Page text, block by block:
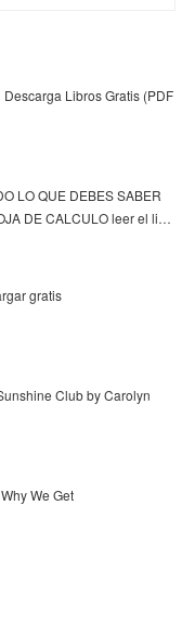
Libros Gratis (PDF
LO QUE DEBES SABER
DE CALCULO leer el li…
gratis
Club by Carolyn
We Get